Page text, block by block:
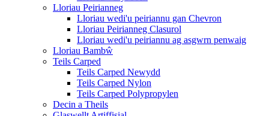
Lloriau Peirianneg
Lloriau wedi'u peiriannu gan Chevron
Lloriau Peirianneg Clasurol
Lloriau wedi'u peiriannu ag asgwrn penwaig
Lloriau Bambŵ
Teils Carped
Teils Carped Newydd
Teils Carped Nylon
Teils Carped Polypropylen
Decin a Theils